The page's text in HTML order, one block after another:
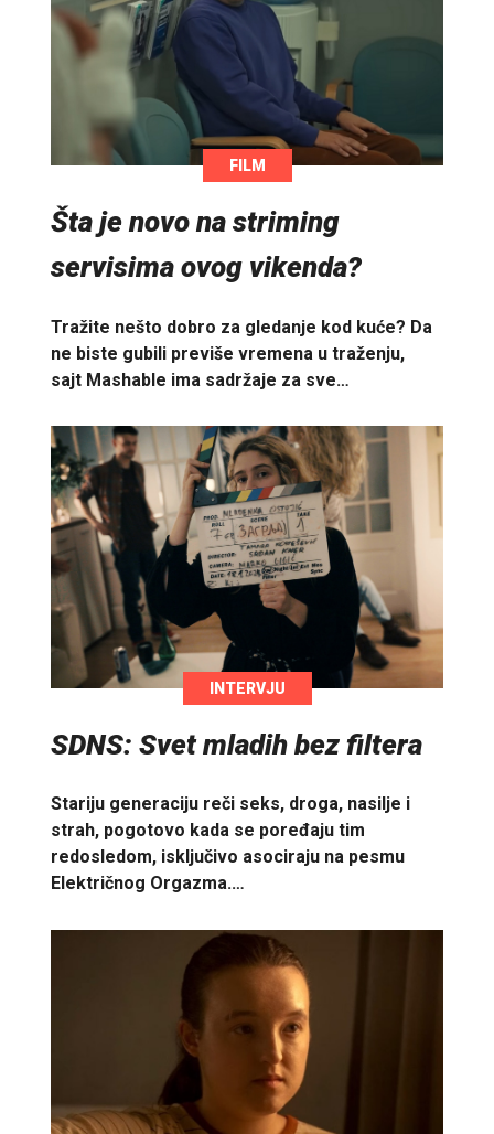
FILM
Šta je novo na striming
servisima ovog vikenda?
Tražite nešto dobro za gledanje kod kuće? Da
ne biste gubili previše vremena u traženju,
sajt Mashable ima sadržaje za sve…
INTERVJU
SDNS: Svet mladih bez filtera
Stariju generaciju reči seks, droga, nasilje i
strah, pogotovo kada se poređaju tim
redosledom, isključivo asociraju na pesmu
Električnog Orgazma.…